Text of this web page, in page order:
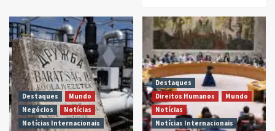
Destaques
Mundo
Negócios
Notícias
Notícias Internacionais
Destaques
Direitos Humanos
Mundo
Notícias
Notícias Internacionais